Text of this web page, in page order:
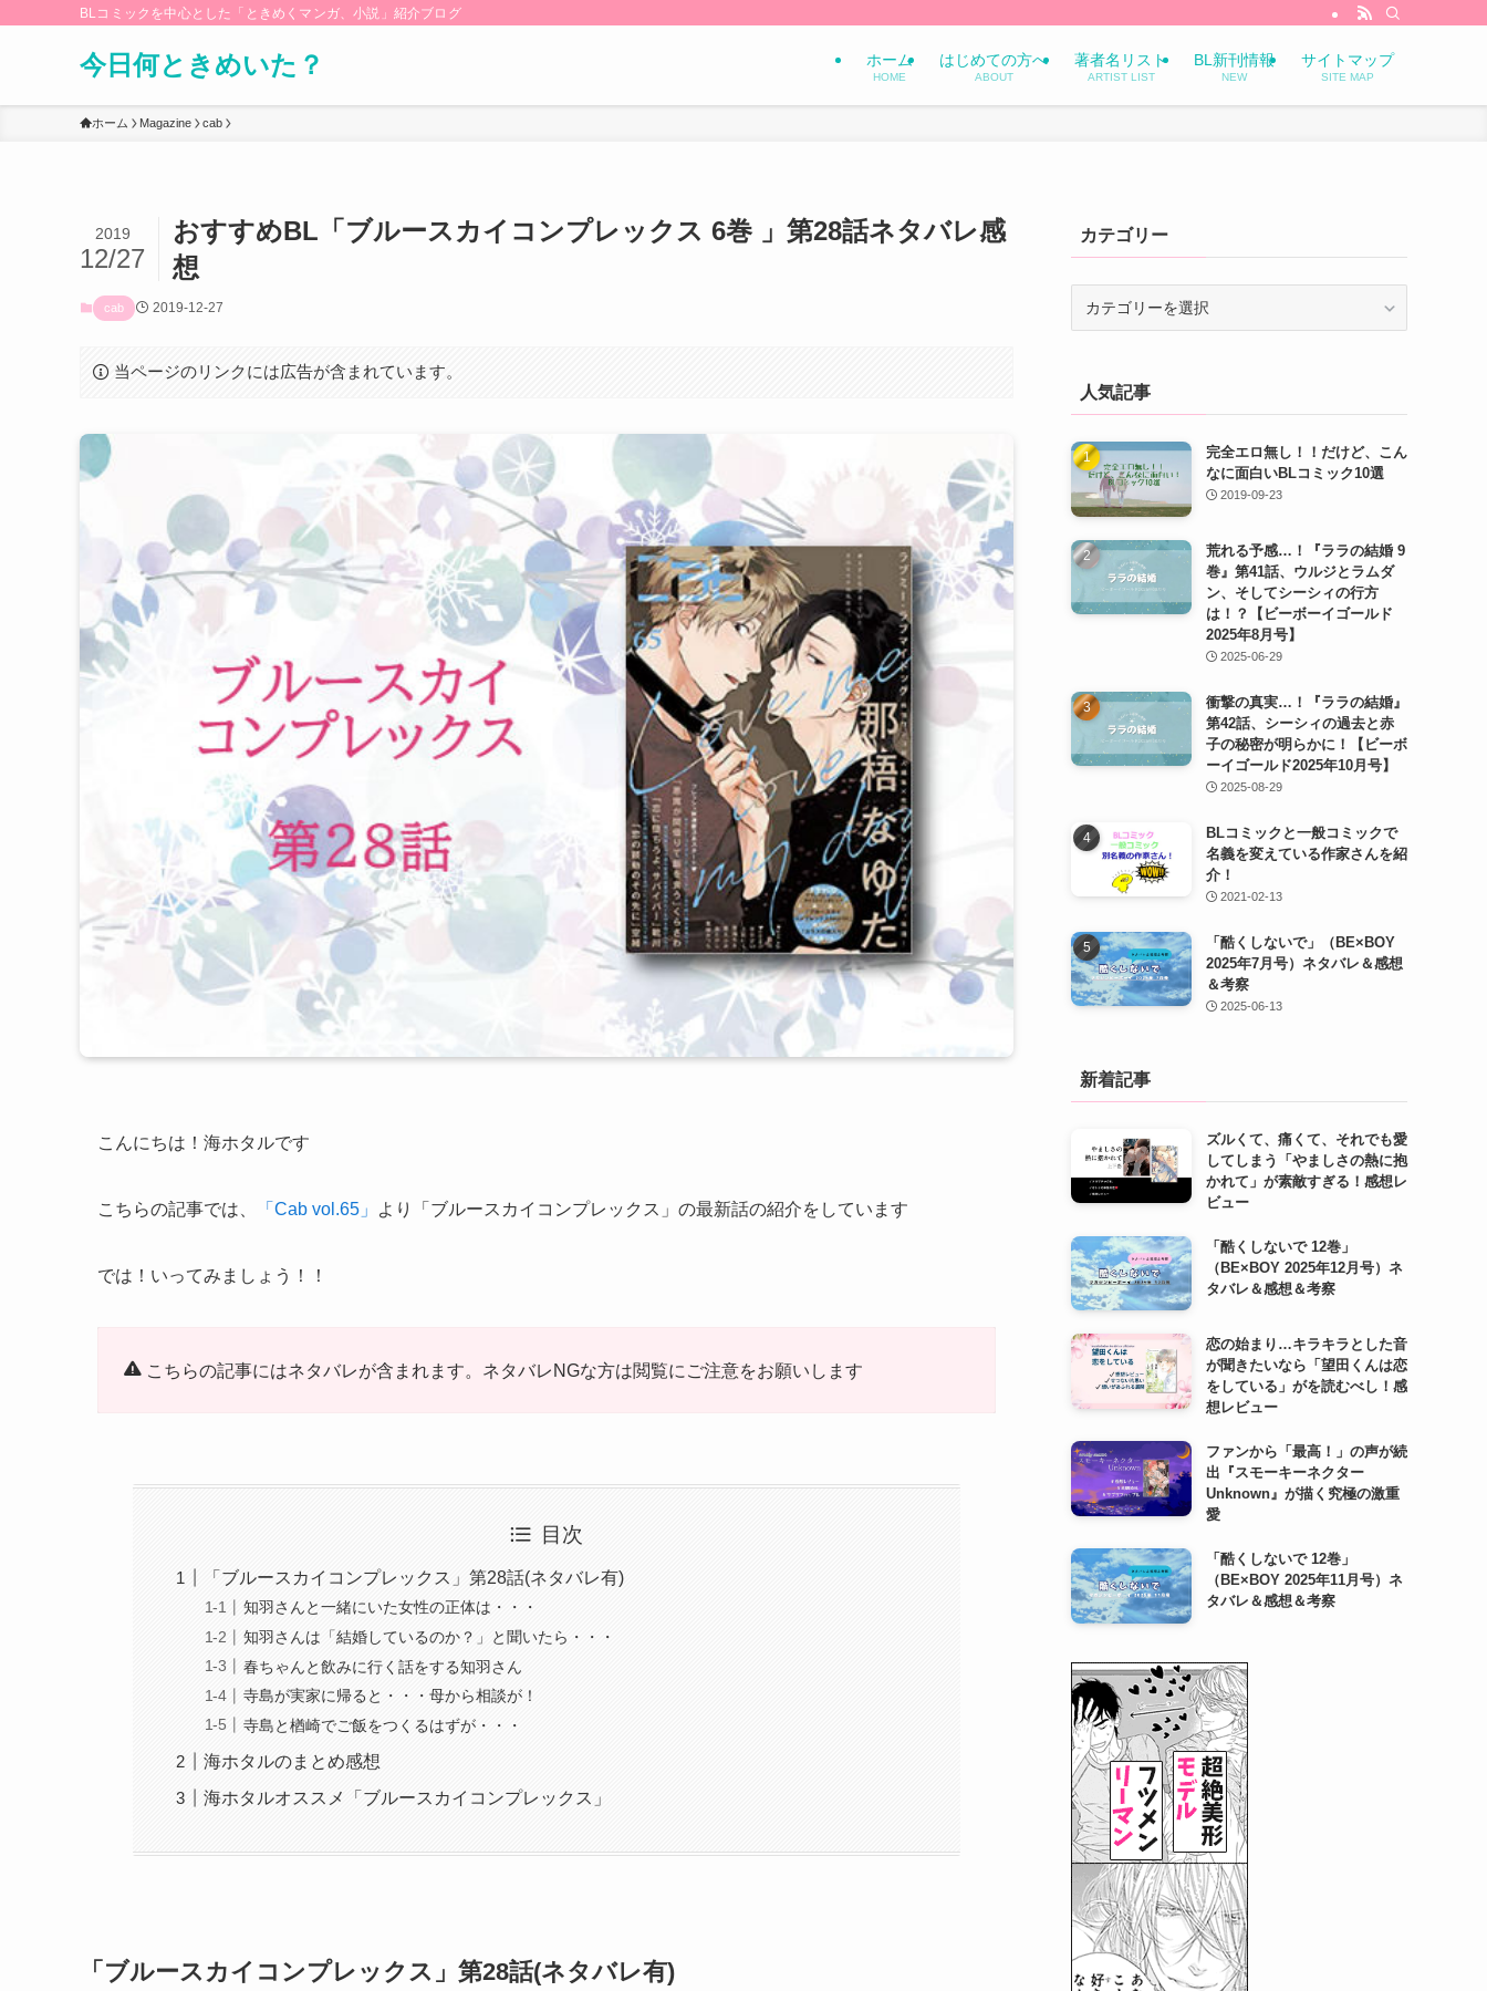
BLコミックを中心とした「ときめくマンガ、小説」紹介ブログ
今日何ときめいた？ ホーム
HOME
はじめての方へ
ABOUT
著者名リスト
ARTIST LIST
BL新刊情報
NEW
サイトマップ
SITE MAP
ホーム Magazine cab
おすすめBL「ブルースカイコンプレックス 6巻 」第28話ネタバレ感
想
2019
12/27
cab 2019-12-27
当ページのリンクには広告が含まれています。
こんにちは！海ホタルです
こちらの記事では、 「Cab vol.65」 より「ブルースカイコンプレックス」の最新話の紹介をしています
では！いってみましょう！！
こちらの記事にはネタバレが含まれます。ネタバレNGな方は閲覧にご注意をお願いします
目次
「ブルースカイコンプレックス」第28話(ネタバレ有)
知羽さんと一緒にいた女性の正体は・・・
知羽さんは「結婚しているのか？」と聞いたら・・・
春ちゃんと飲みに行く話をする知羽さん
寺島が実家に帰ると・・・母から相談が！
寺島と楢崎でご飯をつくるはずが・・・
海ホタルのまとめ感想
海ホタルオススメ「ブルースカイコンプレックス」
「ブルースカイコンプレックス」第28話(ネタバレ有)
カテゴリー
ー人気記事
完全エロ無し！！だけど、こん
なに面白いBLコミック10選
2019-09-23
荒れる予感…！『ララの結婚 9
巻』第41話、ウルジとラムダ
ン、そしてシーシィの行方
は！？【ビーボーイゴールド
2025年8月号】
2025-06-29
衝撃の真実…！『ララの結婚』
第42話、シーシィの過去と赤
子の秘密が明らかに！【ビーボ
ーイゴールド2025年10月号】
2025-08-29
BLコミックと一般コミックで
名義を変えている作家さんを紹
介！
2021-02-13
「酷くしないで」（BE×BOY
2025年7月号）ネタバレ＆感想
＆考察
2025-06-13
新着記事
ズルくて、痛くて、それでも愛
してしまう「やましさの熱に抱
かれて」が素敵すぎる！感想レ
ビュー
「酷くしないで 12巻」
（BE×BOY 2025年12月号）ネ
タバレ＆感想＆考察
恋の始まり…キラキラとした音
が聞きたいなら「望田くんは恋
をしている」がを読むべし！感
想レビュー
ファンから「最高！」の声が続
出『スモーキーネクター
Unknown』が描く究極の激重
愛
「酷くしないで 12巻」
（BE×BOY 2025年11月号）ネ
タバレ＆感想＆考察